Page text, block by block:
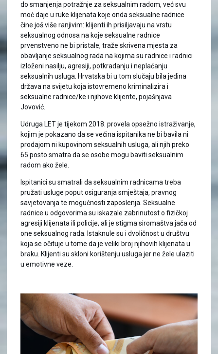
do smanjenja potražnje za seksualnim radom, već svu
moć daje u ruke klijenata koje onda seksualne radnice
čine još više ranjivim: klijenti ih prisiljavaju na vrstu
seksualnog odnosa na koje seksualne radnice
prvenstveno ne bi pristale, traže skrivena mjesta za
obavljanje seksualnog rada na kojima su radnice i radnici
izloženi nasilju, agresiji, potkradanju i neplaćanju
seksualnih usluga. Hrvatska bi u tom slučaju bila jedina
država na svijetu koja istovremeno kriminalizira i
seksualne radnice/ke i njihove klijente, pojašnjava
Jovović.
Udruga LET je tijekom 2018. provela opsežno istraživanje,
kojim je pokazano da se većina ispitanika ne bi bavila ni
prodajom ni kupovinom seksualnih usluga, ali njih preko
65 posto smatra da se osobe mogu baviti seksualnim
radom ako žele.
Ispitanici su smatrali da seksualnim radnicama treba
pružati usluge poput osiguranja smještaja, pravnog
savjetovanja te mogućnosti zaposlenja. Seksualne
radnice u odgovorima su iskazale zabrinutost o fizičkoj
agresiji klijenata ili policije, ali je stigma siromaštva jača od
one seksualnog rada. Istaknule su i dvoličnost u društvu
koja se očituje u tome da je veliki broj njihovih klijenata u
braku. Klijenti su skloni korištenju usluga jer ne žele ulaziti
u emotivne veze.